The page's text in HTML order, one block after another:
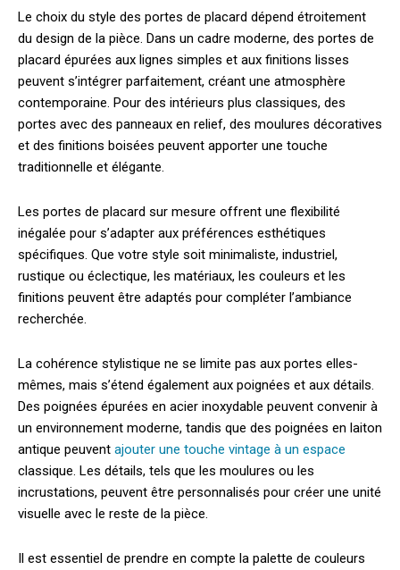
Le choix du style des portes de placard dépend étroitement
du design de la pièce. Dans un cadre moderne, des portes de
placard épurées aux lignes simples et aux finitions lisses
peuvent s’intégrer parfaitement, créant une atmosphère
contemporaine. Pour des intérieurs plus classiques, des
portes avec des panneaux en relief, des moulures décoratives
et des finitions boisées peuvent apporter une touche
traditionnelle et élégante.
Les portes de placard sur mesure offrent une flexibilité
inégalée pour s’adapter aux préférences esthétiques
spécifiques. Que votre style soit minimaliste, industriel,
rustique ou éclectique, les matériaux, les couleurs et les
finitions peuvent être adaptés pour compléter l’ambiance
recherchée.
La cohérence stylistique ne se limite pas aux portes elles-
mêmes, mais s’étend également aux poignées et aux détails.
Des poignées épurées en acier inoxydable peuvent convenir à
un environnement moderne, tandis que des poignées en laiton
antique peuvent ajouter une touche vintage à un espace
classique. Les détails, tels que les moulures ou les
incrustations, peuvent être personnalisés pour créer une unité
visuelle avec le reste de la pièce.
Il est essentiel de prendre en compte la palette de couleurs